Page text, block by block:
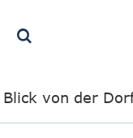
Blick von der